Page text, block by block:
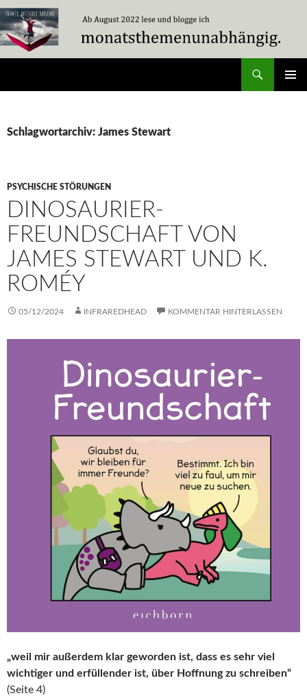
Zum
Inhalt
springen
Schlagwortarchiv: James Stewart
PSYCHISCHE STÖRUNGEN
DINOSAURIER-
FREUNDSCHAFT VON
JAMES STEWART UND K.
ROMÉY
05/12/2024 INFRAREDHEAD KOMMENTAR HINTERLASSEN
„weil mir außerdem klar geworden ist, dass es sehr viel
wichtiger und erfüllender ist, über Hoffnung zu schreiben“
(Seite 4)